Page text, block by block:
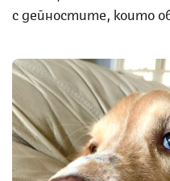
с дейностите, които